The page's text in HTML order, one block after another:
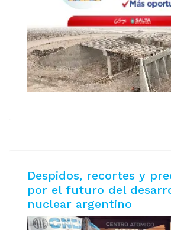
Despidos, recortes y
por el futuro del
nuclear argentino